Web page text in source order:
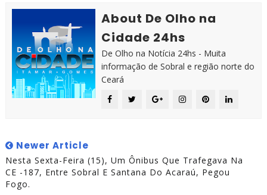
About De Olho na
Cidade 24hs
De Olho na Notícia 24hs - Muita
informação de Sobral e região norte do
Ceará
Newer Article
Nesta Sexta-Feira (15), Um Ônibus Que Trafegava Na
CE -187, Entre Sobral E Santana Do Acaraú, Pegou
Fogo.